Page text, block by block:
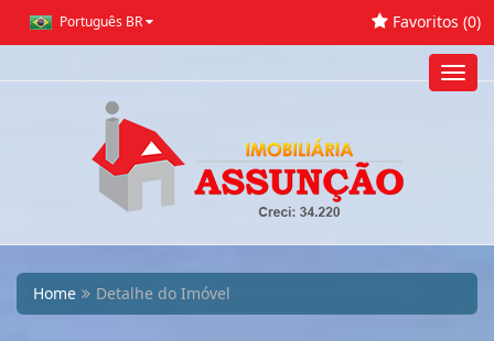
Português BR Favoritos (0)
Home Detalhe do Imóvel